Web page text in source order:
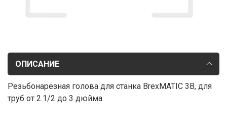
ОПИСАНИЕ
Резьбонарезная голова для станка BrexMATIC 3B, для
труб от 2.1/2 до 3 дюйма